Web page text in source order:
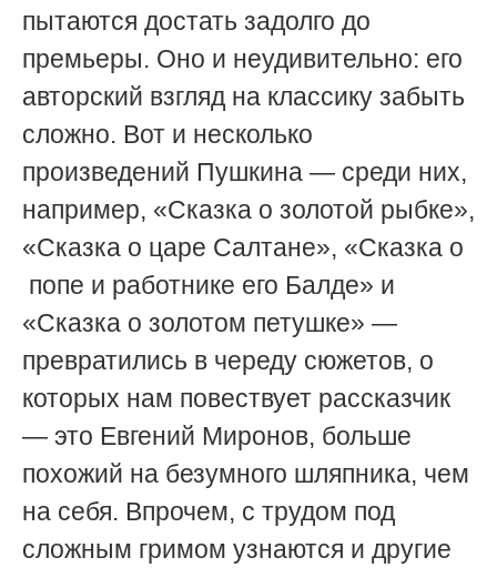
пытаются достать задолго до
премьеры. Оно и неудивительно: его
авторский взгляд на классику забыть
сложно. Вот и несколько
произведений Пушкина — среди них,
например, «Сказка о золотой рыбке»,
«Сказка о царе Салтане», «Сказка о
попе и работнике его Балде» и
«Сказка о золотом петушке» —
превратились в череду сюжетов, о
которых нам повествует рассказчик
— это Евгений Миронов, больше
похожий на безумного шляпника, чем
на себя. Впрочем, с трудом под
сложным гримом узнаются и другие